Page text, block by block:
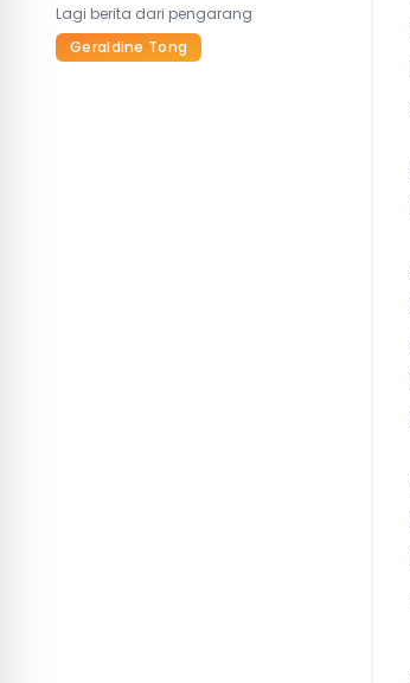
Lagi berita dari pengarang
Geraldine Tong